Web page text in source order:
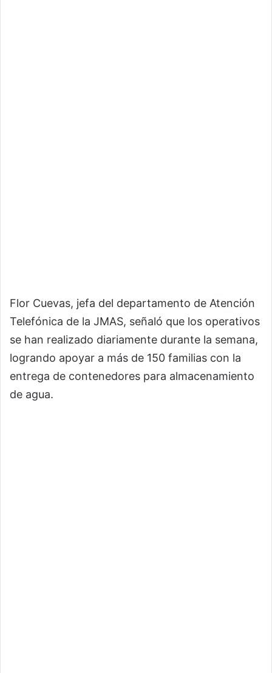
Flor Cuevas, jefa del departamento de Atención
Telefónica de la JMAS, señaló que los operativos
se han realizado diariamente durante la semana,
logrando apoyar a más de 150 familias con la
entrega de contenedores para almacenamiento
de agua.